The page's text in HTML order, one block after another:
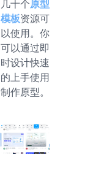
几十个原型
模板资源可
以使用。你
可以通过即
时设计快速
的上手使用
制作原型。